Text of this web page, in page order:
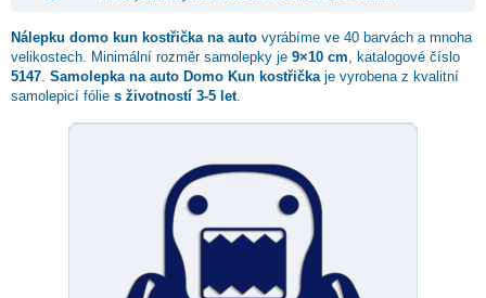
Nálepku domo kun kostřička na auto vyrábíme ve 40 barvách a mnoha
velikostech. Minimální rozměr samolepky je 9×10 cm , katalogové číslo
5147 Samolepka na auto Domo Kun kostřička je vyrobena z kvalitní
samolepicí fólie s životností 3-5 let.